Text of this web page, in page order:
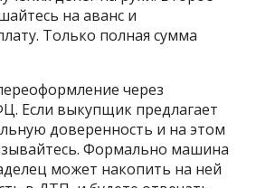
на аванс и
Только полная сумма
через
Если выкупщик предлагает
доверенность и на этом
Формально машина
может накопить на ней